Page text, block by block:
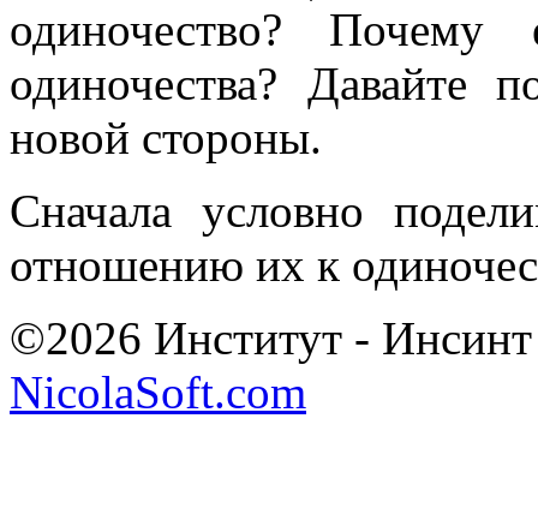
одиночество? Почему
одиночества? Давайте
новой стороны.
Сначала условно
отношению их к
©2026 Институт -
NicolaSoft.com